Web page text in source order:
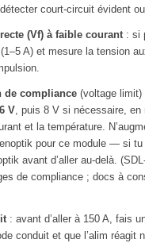
court-circuit évident
(Vf) à faible courant: si
A) et mesure la tension
de compliance (voltage limit)
6 V, puis 8 V si nécessaire, en
et la température.
pour ce module — si tu
avant d’aller au-delà.
de compliance ; docs à
: avant d’aller à 150 A, fais
conduit et que l’alim réagit